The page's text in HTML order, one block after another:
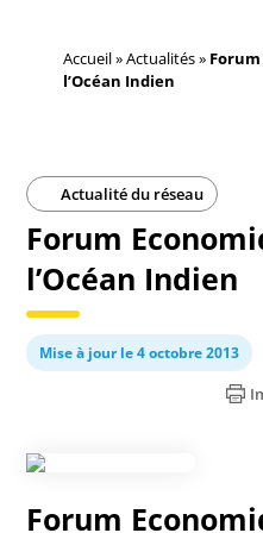
Accueil»Actualités»
l’Océan Indien
Actualité du réseau
Forum
l’Océan Indien
Mise à jour le 4 octobre 2013
Forum